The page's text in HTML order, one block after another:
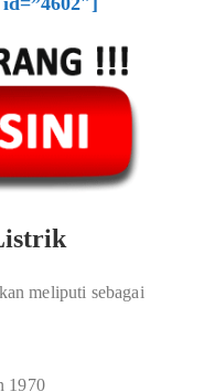
meliputi sebagai
1970